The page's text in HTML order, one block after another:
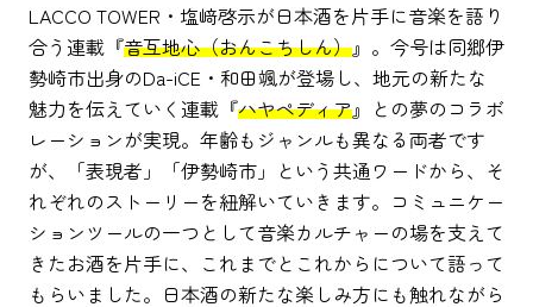
LACCO TOWER・塩﨑啓示が日本酒を片手に音楽を語り
合う連載『音互地心（おんこちしん）』。今号は同郷伊
勢崎市出身のDa-iCE・和田颯が登場し、地元の新たな
魅力を伝えていく連載『ハヤペディア』との夢のコラボ
レーションが実現。年齢もジャンルも異なる両者です
が、「表現者」「伊勢崎市」という共通ワードから、そ
れぞれのストーリーを紐解いていきます。コミュニケー
ションツールの一つとして音楽カルチャーの場を支えて
きたお酒を片手に、これまでとこれからについて語って
もらいました。日本酒の新たな楽しみ方にも触れながら